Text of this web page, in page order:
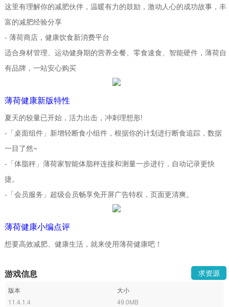
这里有理解你的减肥伙伴，温暖有力的鼓励，激动人心的成功故事，丰
富的减肥经验分享
- 薄荷商店，健康饮食新消费平台
适合身材管理、运动健身期的营养全餐、零食速食、智能硬件，薄荷自
有品牌，一站安心购买
薄荷健康新版特性
夏天的较量已开始，活力出击，冲刺理想形!
-「桌面组件」新增轻断食小组件，根据你的计划进行断食追踪，数据
一目了然~
-「体脂秤」薄荷家智能体脂秤连接和测量一步进行，自动记录更快
捷。
-「会员服务」超级会员畅享免开屏广告特权，页面更清爽。
薄荷健康小编点评
想要高效减肥、健康生活，就来使用薄荷健康吧！
游戏信息 求资源
版本
11.4.1.4
大小
49.0MB